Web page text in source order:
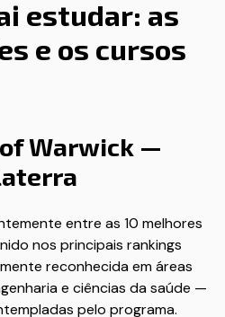
estudar: as
e os cursos
Warwick —
entre as 10 melhores
nos principais rankings
reconhecida em áreas
e ciências da saúde —
pelo programa.